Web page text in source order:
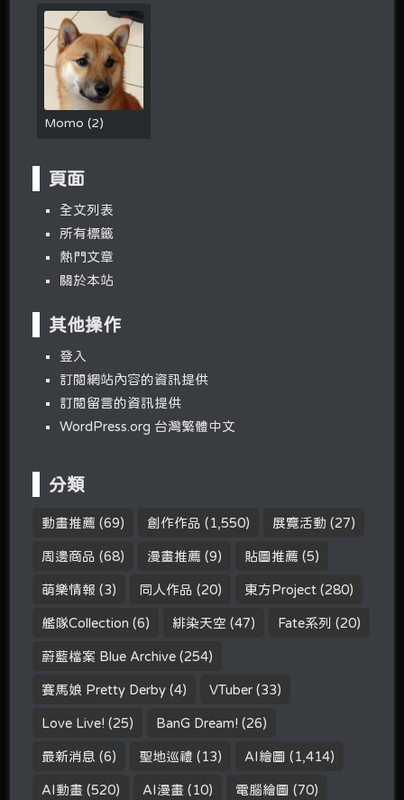
Momo(2)
頁面
全文列表
所有標籤
熱門文章
關於本站
其他操作
登入
訂閱網站內容的資訊提供
訂閱留言的資訊提供
WordPress.org 台灣繁體中文
分類
動畫推薦 (69) 創作作品 (1,550) 展覽活動 (27)
周邊商品 (68) 漫畫推薦 (9) 貼圖推薦 (5)
萌樂情報 (3) 同人作品 (20) 東方Project (280)
艦隊Collection (6) 緋染天空 (47) Fate系列 (20)
蔚藍檔案 Blue Archive (254)
賽馬娘 Pretty Derby (4) VTuber (33)
Love Live! (25) BanG Dream! (26)
最新消息 (6) 聖地巡禮 (13) AI繪圖 (1,414)
AI動畫 (520) AI漫畫 (10) 電腦繪圖 (70)